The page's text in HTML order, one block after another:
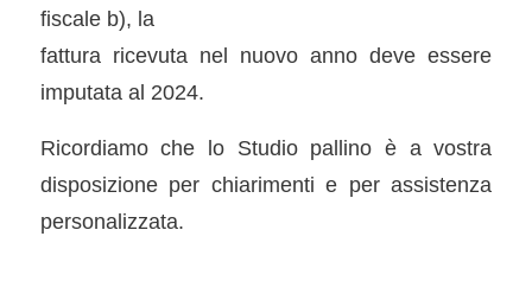
fiscale b), la
fattura ricevuta nel nuovo anno deve essere
imputata al 2024.
Ricordiamo che lo Studio pallino è a vostra
disposizione per chiarimenti e per assistenza
personalizzata.